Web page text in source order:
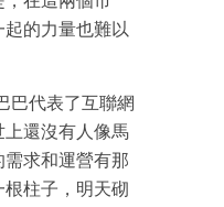
的力量也難以
巴代表了互聯網
上還沒有人像馬
求和運營有那
柱子，明天砌